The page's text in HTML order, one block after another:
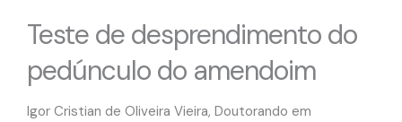
Teste de desprendimento do
pedúnculo do amendoim
Igor Cristian de Oliveira Vieira, Doutorando em